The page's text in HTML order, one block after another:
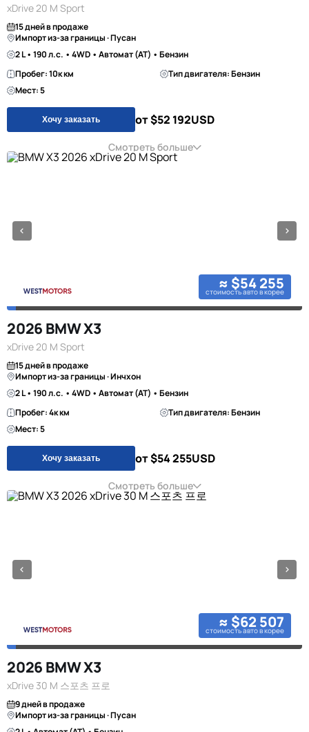
xDrive 20 M Sport
15 дней в продаже
Импорт из-за границы · Пусан
2 L • 190 л.с. • 4WD • Автомат (AT) • Бензин
Пробег: 10к км
Тип двигателя: Бензин
Мест: 5
Хочу заказать от $52 192USD
Смотреть больше
≈ $54 255
стоимость авто в корее
2026 BMW X3
xDrive 20 M Sport
15 дней в продаже
Импорт из-за границы · Инчхон
2 L • 190 л.с. • 4WD • Автомат (AT) • Бензин
Пробег: 4к км
Тип двигателя: Бензин
Мест: 5
Хочу заказать от $54 255USD
Смотреть больше
≈ $62 507
стоимость авто в корее
2026 BMW X3
xDrive 30 M 스포츠 프로
9 дней в продаже
Импорт из-за границы · Пусан